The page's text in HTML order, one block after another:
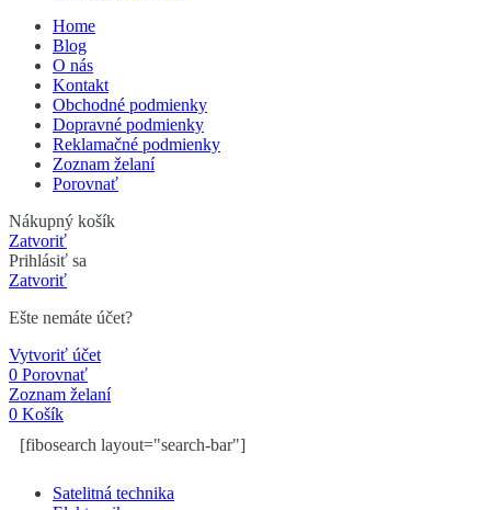
Home
Blog
O nás
Kontakt
Obchodné podmienky
Dopravné podmienky
Reklamačné podmienky
Zoznam želaní
Porovnať
Nákupný košík
Zatvoriť
Prihlásiť sa
Zatvoriť
Ešte nemáte účet?
Vytvoriť účet
0 Porovnať
Zoznam želaní
0 Košík
[fibosearch layout="search-bar"]
Satelitná technika